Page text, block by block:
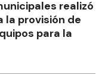
realizó
la provisión de
para la